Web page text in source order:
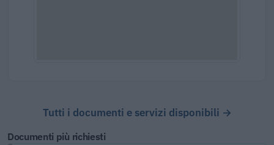
Tutti i documenti e servizi disponibili →
Documenti più richiesti